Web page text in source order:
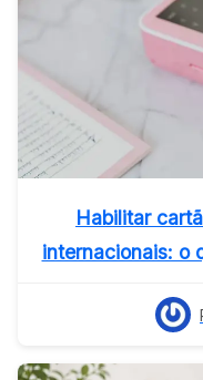
Habilitar
internacionais: o